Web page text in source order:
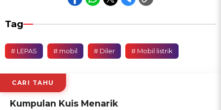
Tag
# LEPAS # mobil # Diler # Mobil listrik
CARI TAHU
Kumpulan Kuis Menarik